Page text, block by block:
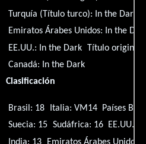
Turquía (Título turco):
In the Dark
Emiratos Árabes Unidos:
In the Dark
EE.UU.:
In the Dark Título original:
Canadá:
In the Dark
Clasificación
Brasil: 18 Italia: VM14 Países
Suecia: 15 Sudáfrica: 16 EE.UU.:
India: 13
Emiratos Árabes Unidos: